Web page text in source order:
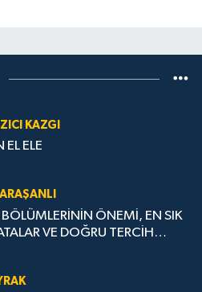
KAZGI
EL ELE
ÖNEMİ, EN SIK
VE DOĞRU TERCİH